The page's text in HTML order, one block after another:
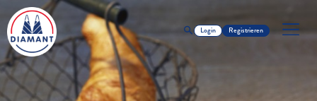
Login Registrieren